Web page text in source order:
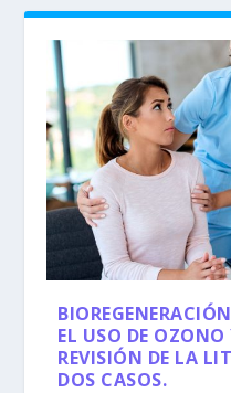
EL USO DE
REVISIÓN DE LA
DOS CASOS.